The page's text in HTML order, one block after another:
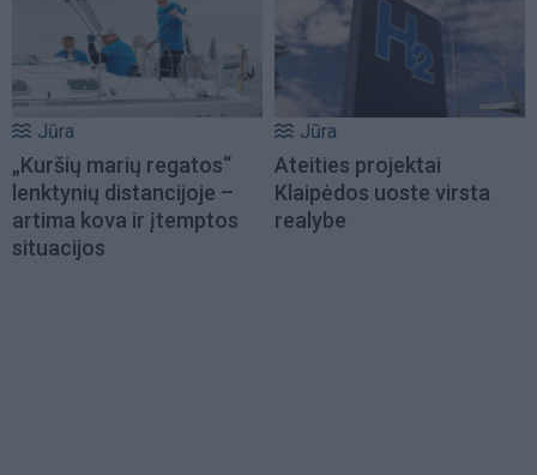
Jūra
„Kuršių marių regatos“
lenktynių distancijoje –
artima kova ir įtemptos
situacijos
Jūra
Ateities projektai
Klaipėdos uoste virsta
realybe